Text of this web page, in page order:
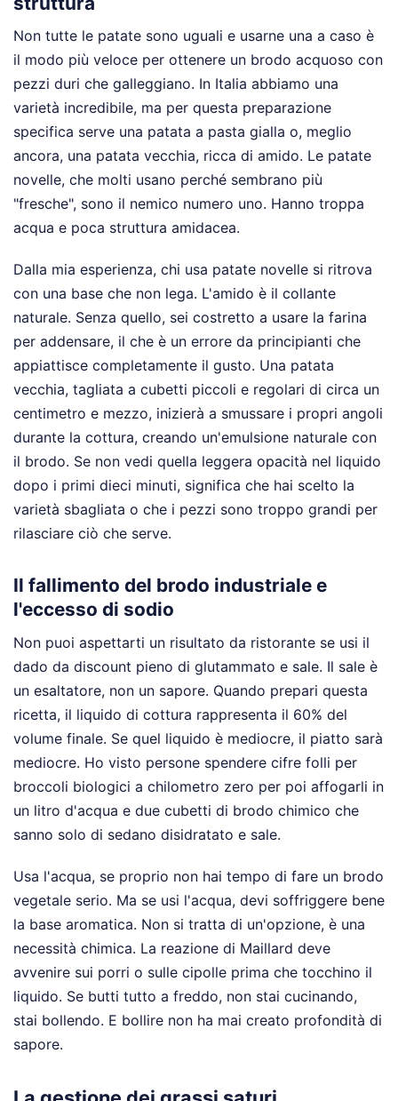
Non tutte le patate sono uguali e usarne una a caso è
il modo più veloce per ottenere un brodo acquoso con
pezzi duri che galleggiano. In Italia abbiamo una
varietà incredibile, ma per questa preparazione
specifica serve una patata a pasta gialla o, meglio
ancora, una patata vecchia, ricca di amido. Le patate
novelle, che molti usano perché sembrano più
"fresche", sono il nemico numero uno. Hanno troppa
acqua e poca struttura amidacea.
Dalla mia esperienza, chi usa patate novelle si ritrova
con una base che non lega. L'amido è il collante
naturale. Senza quello, sei costretto a usare la farina
per addensare, il che è un errore da principianti che
appiattisce completamente il gusto. Una patata
vecchia, tagliata a cubetti piccoli e regolari di circa un
centimetro e mezzo, inizierà a smussare i propri angoli
durante la cottura, creando un'emulsione naturale con
il brodo. Se non vedi quella leggera opacità nel liquido
dopo i primi dieci minuti, significa che hai scelto la
varietà sbagliata o che i pezzi sono troppo grandi per
rilasciare ciò che serve.
Il fallimento del brodo industriale e
l'eccesso di sodio
Non puoi aspettarti un risultato da ristorante se usi il
dado da discount pieno di glutammato e sale. Il sale è
un esaltatore, non un sapore. Quando prepari questa
ricetta, il liquido di cottura rappresenta il 60% del
volume finale. Se quel liquido è mediocre, il piatto sarà
mediocre. Ho visto persone spendere cifre folli per
broccoli biologici a chilometro zero per poi affogarli in
un litro d'acqua e due cubetti di brodo chimico che
sanno solo di sedano disidratato e sale.
Usa l'acqua, se proprio non hai tempo di fare un brodo
vegetale serio. Ma se usi l'acqua, devi soffriggere bene
la base aromatica. Non si tratta di un'opzione, è una
necessità chimica. La reazione di Maillard deve
avvenire sui porri o sulle cipolle prima che tocchino il
liquido. Se butti tutto a freddo, non stai cucinando,
stai bollendo. E bollire non ha mai creato profondità di
sapore.